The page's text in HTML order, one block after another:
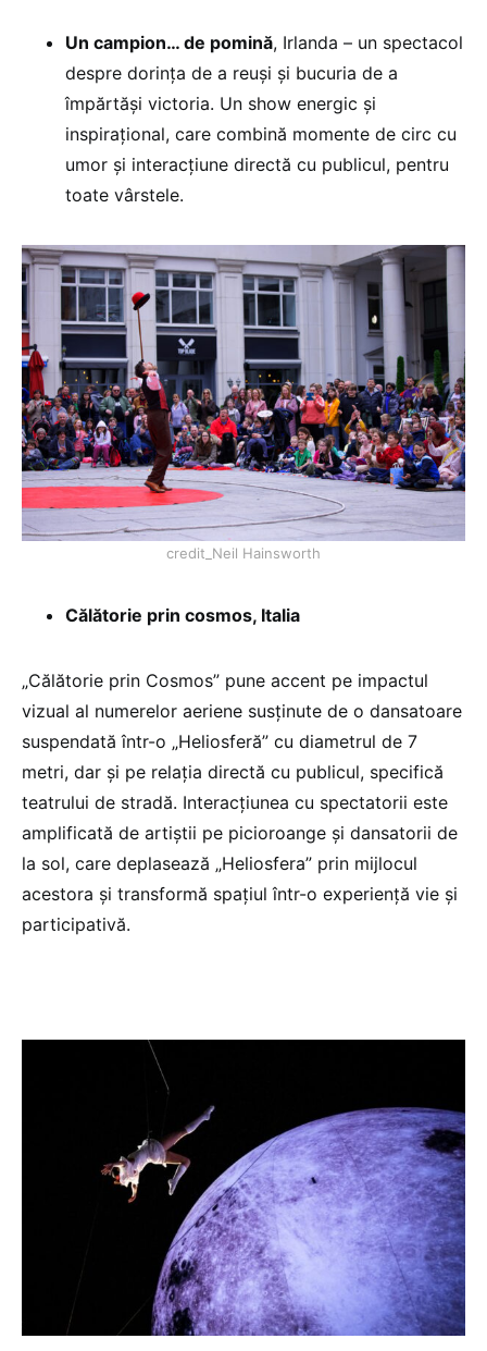
Un campion… de pomină, Irlanda – un spectacol
despre dorința de a reuși și bucuria de a
împărtăși victoria. Un show energic și
inspirațional, care combină momente de circ cu
umor și interacțiune directă cu publicul, pentru
toate vârstele.
credit_Neil Hainsworth
Călătorie prin cosmos, Italia
„Călătorie prin Cosmos” pune accent pe impactul
vizual al numerelor aeriene susținute de o dansatoare
suspendată într-o „Heliosferă” cu diametrul de 7
metri, dar și pe relația directă cu publicul, specifică
teatrului de stradă. Interacțiunea cu spectatorii este
amplificată de artiștii pe picioroange și dansatorii de
la sol, care deplasează „Heliosfera” prin mijlocul
acestora și transformă spațiul într-o experiență vie și
participativă.